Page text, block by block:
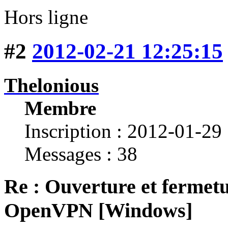
Hors ligne
#2 2012-02-21 12:25:15
Thelonious
Membre
Inscription : 2012-01-29
Messages : 38
Re : Ouverture et
OpenVPN [Windows]